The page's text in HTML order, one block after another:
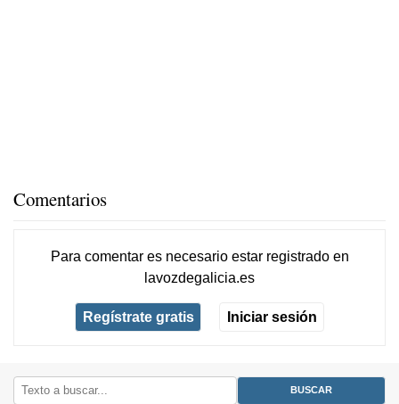
Comentarios
Para comentar es necesario estar registradoen
lavozdegalicia.es
Regístrate gratis Iniciar sesión